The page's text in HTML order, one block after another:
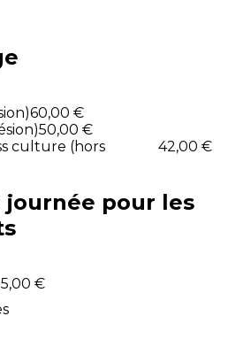
60,00 €
50,00 €
culture (hors
42,00 €
journée pour les
5,00 €